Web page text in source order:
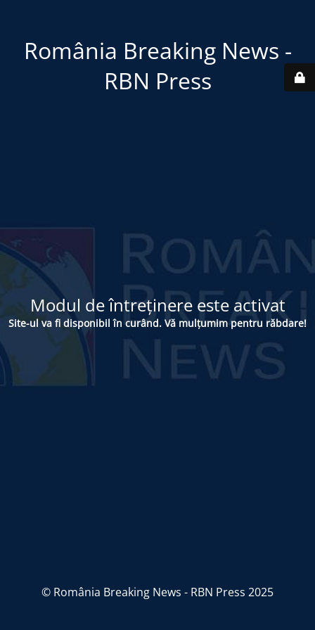
România Breaking News -
RBN Press
Modul de întreținere este activat
Site-ul va fi disponibil în curând. Vă mulțumim pentru răbdare!
© România Breaking News - RBN Press 2025